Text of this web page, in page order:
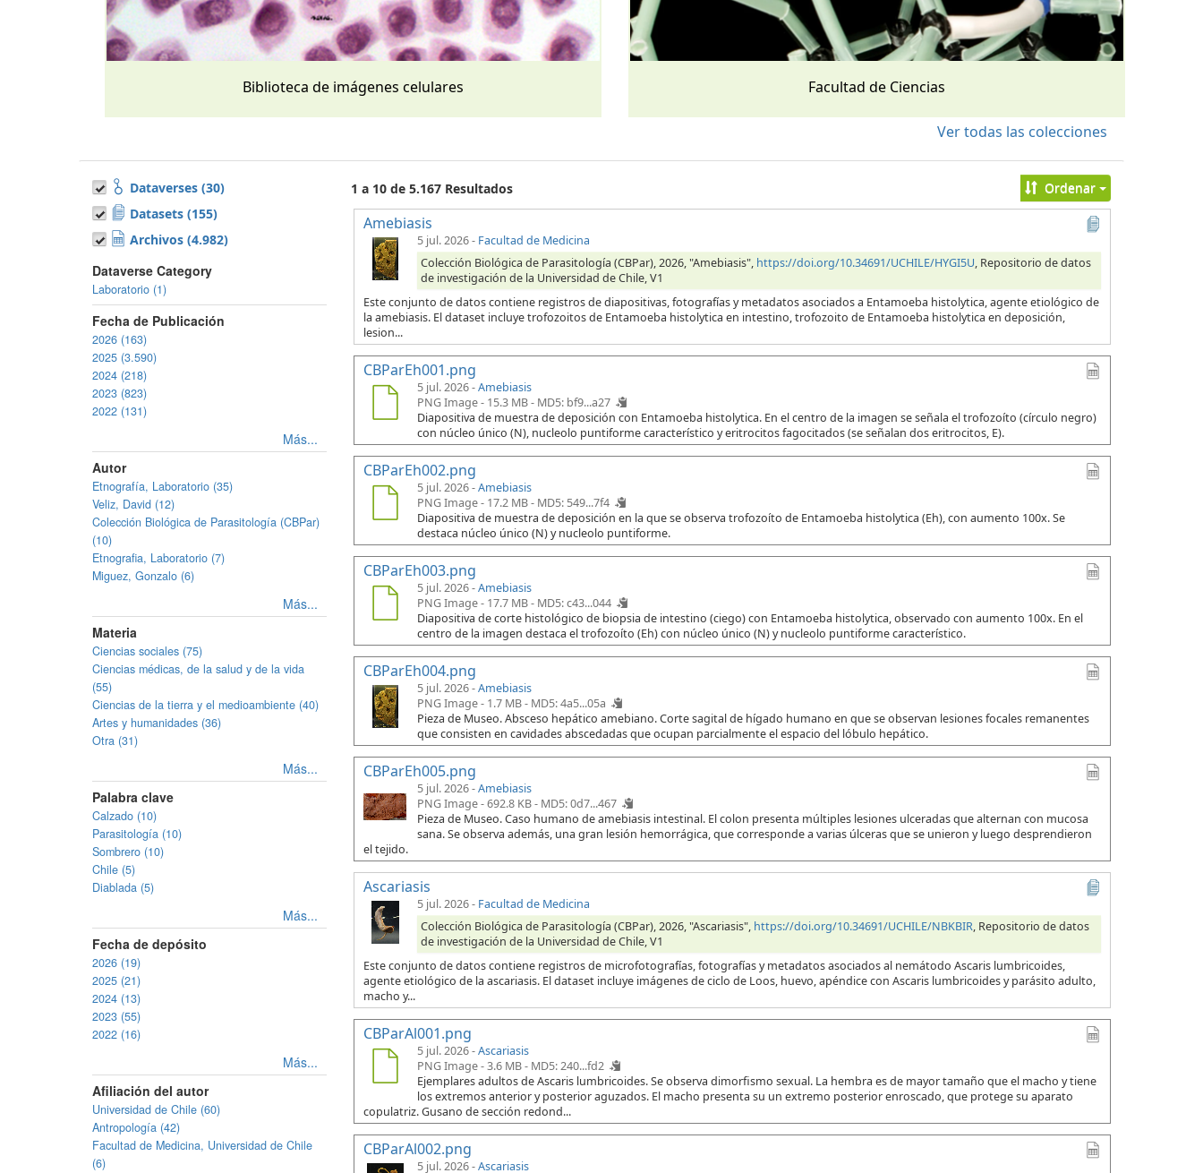
Biblioteca de imágenes celulares Facultad de Ciencias
Ver todas las colecciones
Dataverses (30)
Datasets (155)
Archivos (4.982)
Dataverse Category
Laboratorio (1)
Fecha de Publicación
2026 (163)
2025 (3.590)
2024 (218)
2023 (823)
2022 (131)
Más...
Autor
Etnografía, Laboratorio (35)
Veliz, David (12)
Colección Biológica de Parasitología (CBPar)
(10)
Etnografia, Laboratorio (7)
Miguez, Gonzalo (6)
Más...
Materia
Ciencias sociales (75)
Ciencias médicas, de la salud y de la vida
(55)
Ciencias de la tierra y el medioambiente (40)
Artes y humanidades (36)
Otra (31)
Más...
Palabra clave
Calzado (10)
Parasitología (10)
Sombrero (10)
Chile (5)
Diablada (5)
Más...
Fecha de depósito
2026 (19)
2025 (21)
2024 (13)
2023 (55)
2022 (16)
Más...
Afiliación del autor
Universidad de Chile (60)
Antropología (42)
Facultad de Medicina, Universidad de Chile
(6)
1 a 10 de 5.167 Resultados Ordenar
Amebiasis
5 jul. 2026- Facultad de Medicina
Colección Biológica de Parasitología (CBPar), 2026, "Amebiasis", https://doi.org/10.34691/UCHILE/HYGI5U, Repositorio de datos
de investigación de la Universidad de Chile, V1
Este conjunto de datos contiene registros de diapositivas, fotografías y metadatos asociados a Entamoeba histolytica, agente etiológico de
la amebiasis. El dataset incluye trofozoitos de Entamoeba histolytica en intestino, trofozoito de Entamoeba histolytica en deposición,
lesion...
CBParEh001.png
5 jul. 2026 -Amebiasis
PNG Image - 15.3 MB - MD5: bf9...a27
Diapositiva de muestra de deposición con Entamoeba histolytica. En el centro de la imagen se señala el trofozoíto (círculo negro)
con núcleo único (N), nucleolo puntiforme característico y eritrocitos fagocitados (se señalan dos eritrocitos, E).
CBParEh002.png
5 jul. 2026 -Amebiasis
PNG Image - 17.2 MB - MD5: 549...7f4
Diapositiva de muestra de deposición en la que se observa trofozoíto de Entamoeba histolytica (Eh), con aumento 100x. Se
destaca núcleo único (N) y nucleolo puntiforme.
CBParEh003.png
5 jul. 2026 -Amebiasis
PNG Image - 17.7 MB - MD5: c43...044
Diapositiva de corte histológico de biopsia de intestino (ciego) con Entamoeba histolytica, observado con aumento 100x. En el
centro de la imagen destaca el trofozoíto (Eh) con núcleo único (N) y nucleolo puntiforme característico.
CBParEh004.png
5 jul. 2026 -Amebiasis
PNG Image - 1.7 MB - MD5: 4a5...05a
Pieza de Museo. Absceso hepático amebiano. Corte sagital de hígado humano en que se observan lesiones focales remanentes
que consisten en cavidades abscedadas que ocupan parcialmente el espacio del lóbulo hepático.
CBParEh005.png
5 jul. 2026 -Amebiasis
PNG Image - 692.8 KB - MD5: 0d7...467
Pieza de Museo. Caso humano de amebiasis intestinal. El colon presenta múltiples lesiones ulceradas que alternan con mucosa
sana. Se observa además, una gran lesión hemorrágica, que corresponde a varias úlceras que se unieron y luego desprendieron
el tejido.
Ascariasis
5 jul. 2026- Facultad de Medicina
Colección Biológica de Parasitología (CBPar), 2026, "Ascariasis", https://doi.org/10.34691/UCHILE/NBKBIR, Repositorio de datos
de investigación de la Universidad de Chile, V1
Este conjunto de datos contiene registros de microfotografías, fotografías y metadatos asociados al nemátodo Ascaris lumbricoides,
agente etiológico de la ascariasis. El dataset incluye imágenes de ciclo de Loos, huevo, apéndice con Ascaris lumbricoides y parásito adulto,
macho y...
CBParAl001.png
5 jul. 2026 -Ascariasis
PNG Image - 3.6 MB - MD5: 240...fd2
Ejemplares adultos de Ascaris lumbricoides. Se observa dimorfismo sexual. La hembra es de mayor tamaño que el macho y tiene
los extremos anterior y posterior aguzados. El macho presenta su un extremo posterior enroscado, que protege su aparato
copulatriz. Gusano de sección redond...
CBParAl002.png
5 jul. 2026 -Ascariasis